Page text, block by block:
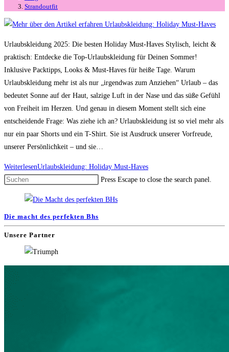
Strandoutfit
Urlaubskleidung 2025: Die besten Holiday Must-Haves Stylisch, leicht &
praktisch: Entdecke die Top-Urlaubskleidung für Deinen Sommer!
Inklusive Packtipps, Looks & Must-Haves für heiße Tage. Warum
Urlaubskleidung mehr ist als nur „irgendwas zum Anziehen“ Urlaub – das
bedeutet Sonne auf der Haut, salzige Luft in der Nase und das süße Gefühl
von Freiheit im Herzen. Und genau in diesem Moment stellt sich eine
entscheidende Frage: Was ziehe ich an? Urlaubskleidung ist so viel mehr als
nur ein paar Shorts und ein T-Shirt. Sie ist Ausdruck unserer Vorfreude,
unserer Persönlichkeit – und sie…
WeiterlesenUrlaubskleidung: Holiday Must-Haves
Press Escape to close the search panel.
Die macht des perfekten Bhs
Unsere Partner